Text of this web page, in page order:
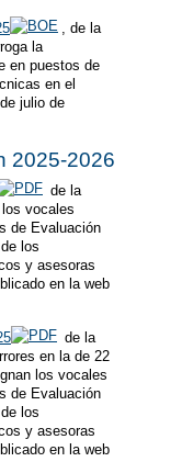
, de la
la
en puestos de
en el
julio de
2025-2026
de la
vocales
de Evaluación
los
y asesoras
en la web
de la
en la de 22
los vocales
de Evaluación
los
y asesoras
en la web